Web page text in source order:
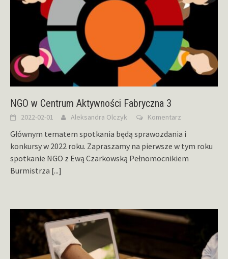
NGO w Centrum Aktywności Fabryczna 3
2022-02-01 Aleksandra Olczyk Komentarz
Głównym tematem spotkania będą sprawozdania i
konkursy w 2022 roku. Zapraszamy na pierwsze w tym roku
spotkanie NGO z Ewą Czarkowską Pełnomocnikiem
Burmistrza [...]